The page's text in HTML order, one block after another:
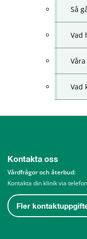
Så
Vad
Vad
Kontakta oss
Vårdfrågor och återbud:
Kontakta din klinik via
Fler